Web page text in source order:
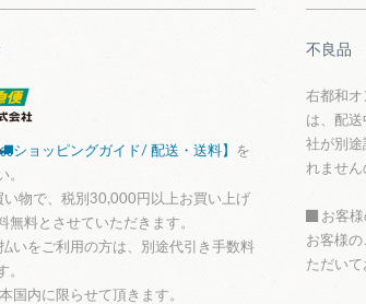
ショッピングガイド/ 配送・送料】 を
。
物で、税別30,000円以上お買い上げ
無料とさせていただきます。
いをご利用の方は、別途代引き手数料
。
国内に限らせて頂きます。
不良品
右都和オ
は、配
社が別途
れません
お客
お客様
ただいて